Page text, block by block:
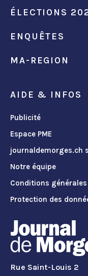
ÉLECTIONS
ENQUÊTES
MA-REGION
AIDE & INFOS
Publicité
Espace PME
journaldemorges.ch
Notre équipe
Conditions
Protection des
Rue Saint-Louis 2